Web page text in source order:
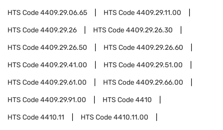
HTS Code4409.29.06.65 HTS Code4409.29.11.00
HTS Code4409.29.26 HTS Code4409.29.26.30
HTS Code4409.29.26.50 HTS Code4409.29.26.60
HTS Code4409.29.41.00 HTS Code4409.29.51.00
HTS Code4409.29.61.00 HTS Code4409.29.66.00
HTS Code4409.29.91.00 HTS Code4410
HTS Code4410.11 HTS Code4410.11.00